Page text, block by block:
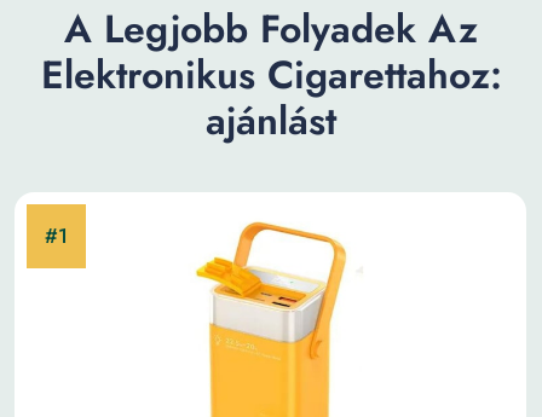
A Legjobb Folyadek Az
Elektronikus Cigarettahoz:
ajánlást